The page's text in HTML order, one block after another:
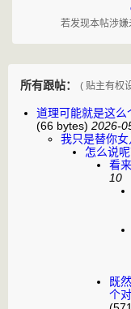
若发现本帖涉嫌
所有跟帖： ( 贴主有权
道理可能就是这么
(66 bytes) 2026-
我只是替你女
怎么说呢
看
10
既
个